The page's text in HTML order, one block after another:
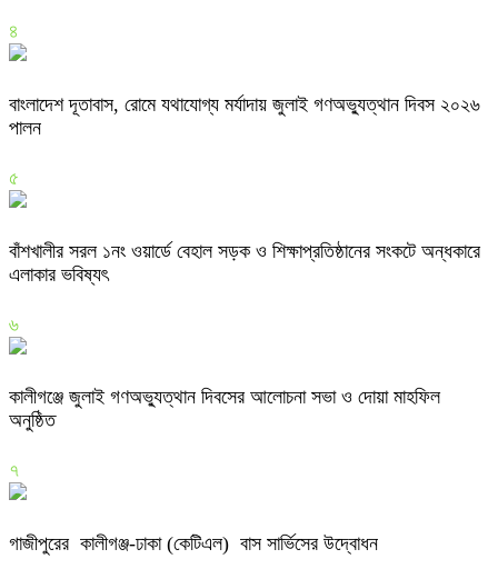
৪
বাংলাদেশ দূতাবাস, রোমে যথাযোগ্য মর্যাদায় জুলাই গণঅভ্যুত্থান দিবস ২০২৬
পালন
৫
বাঁশখালীর সরল ১নং ওয়ার্ডে বেহাল সড়ক ও শিক্ষাপ্রতিষ্ঠানের সংকটে অন্ধকারে
এলাকার ভবিষ্যৎ
৬
কালীগঞ্জে জুলাই গণঅভ্যুত্থান দিবসের আলোচনা সভা ও দোয়া মাহফিল
অনুষ্ঠিত
৭
গাজীপুরের কালীগঞ্জ-ঢাকা (কেটিএল) বাস সার্ভিসের উদ্বোধন